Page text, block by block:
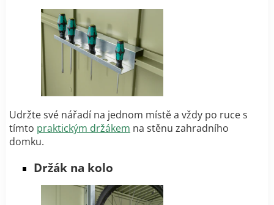
Udržte své nářadí na jednom místě a vždy po ruce s
tímto praktickým držákem na stěnu zahradního
domku.
Držák na kolo